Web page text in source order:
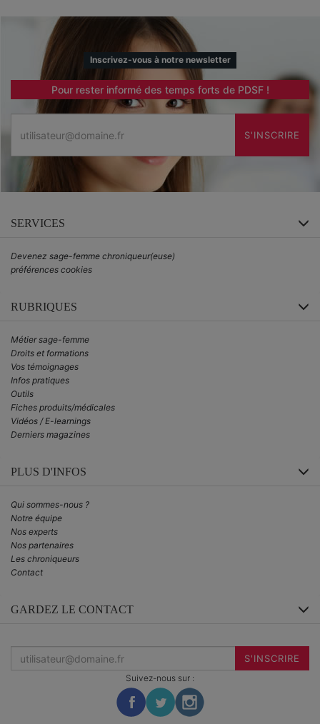
Inscrivez-vous à notre newsletter
Pour rester informé des temps forts de PDSF !
S'INSCRIRE
SERVICES
Devenez sage-femme chroniqueur(euse)
préférences cookies
RUBRIQUES
Métier sage-femme
Droits et formations
Vos témoignages
Infos pratiques
Outils
Fiches produits/médicales
Vidéos / E-learnings
Derniers magazines
PLUS D'INFOS
Qui sommes-nous ?
Notre équipe
Nos experts
Nos partenaires
Les chroniqueurs
Contact
GARDEZ LE CONTACT
S'INSCRIRE
Suivez-nous sur :